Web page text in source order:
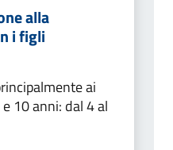
alla
i figli
ai
10 anni: dal 4 al